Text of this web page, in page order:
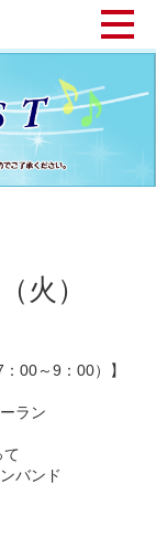
火）
00～9：00）】
ラン
て
ド